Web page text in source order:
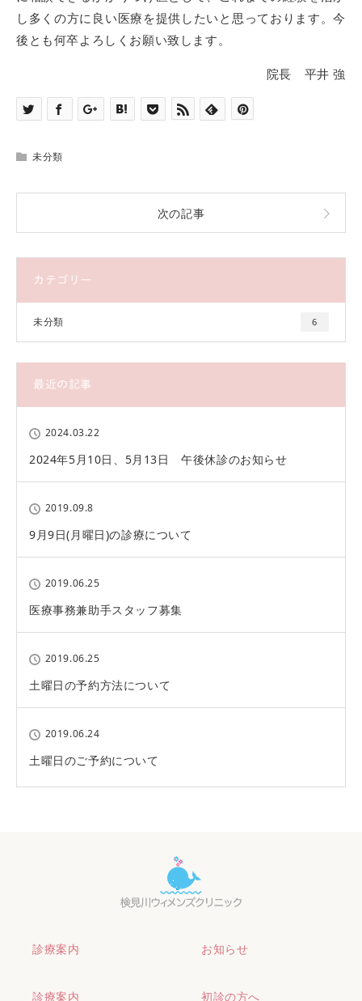
し多くの方に良い医療を提供したいと思っております。今
後とも何卒よろしくお願い致します。
院長 平井 強
未分類
次の記事
カテゴリー
未分類 6
最近の記事
2024.03.22
2024年5月10日、5月13日 午後休診のお知らせ
2019.09.8
9月9日(月曜日)の診療について
2019.06.25
医療事務兼助手スタッフ募集
2019.06.25
土曜日の予約方法について
2019.06.24
土曜日のご予約について
診療案内 お知らせ
診療案内 初診の方へ